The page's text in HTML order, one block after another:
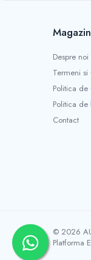
Despre noi
Termeni
Politica
Politica de
Contact
© 2026
Platforma